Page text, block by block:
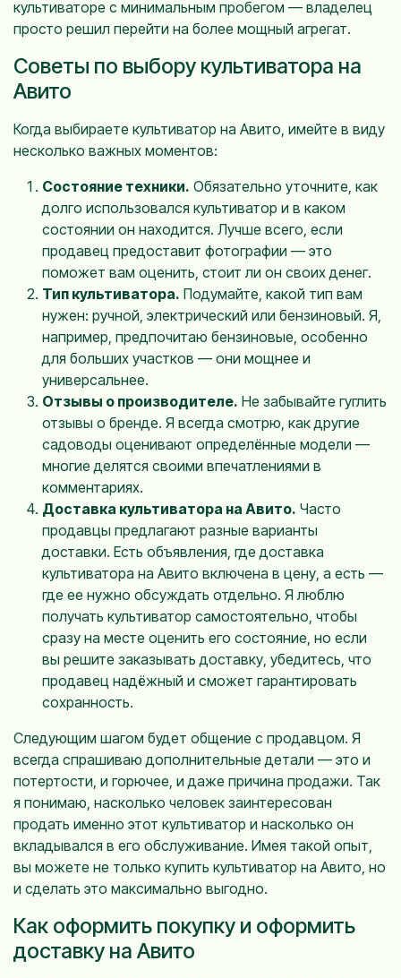
культиваторе с минимальным пробегом — владелец
просто решил перейти на более мощный агрегат.
Советы по выбору культиватора на
Авито
Когда выбираете культиватор на Авито, имейте в виду
несколько важных моментов:
Состояние техники. Обязательно уточните, как
долго использовался культиватор и в каком
состоянии он находится. Лучше всего, если
продавец предоставит фотографии — это
поможет вам оценить, стоит ли он своих денег.
Тип культиватора. Подумайте, какой тип вам
нужен: ручной, электрический или бензиновый. Я,
например, предпочитаю бензиновые, особенно
для больших участков — они мощнее и
универсальнее.
Отзывы о производителе. Не забывайте гуглить
отзывы о бренде. Я всегда смотрю, как другие
садоводы оценивают определённые модели —
многие делятся своими впечатлениями в
комментариях.
Доставка культиватора на Авито. Часто
продавцы предлагают разные варианты
доставки. Есть объявления, где доставка
культиватора на Авито включена в цену, а есть —
где ее нужно обсуждать отдельно. Я люблю
получать культиватор самостоятельно, чтобы
сразу на месте оценить его состояние, но если
вы решите заказывать доставку, убедитесь, что
продавец надёжный и сможет гарантировать
сохранность.
Следующим шагом будет общение с продавцом. Я
всегда спрашиваю дополнительные детали — это и
потертости, и горючее, и даже причина продажи. Так
я понимаю, насколько человек заинтересован
продать именно этот культиватор и насколько он
вкладывался в его обслуживание. Имея такой опыт,
вы можете не только купить культиватор на Авито, но
и сделать это максимально выгодно.
Как оформить покупку и оформить
доставку на Авито